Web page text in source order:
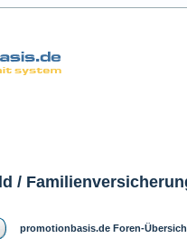
/
promotionbasis.de Foren-